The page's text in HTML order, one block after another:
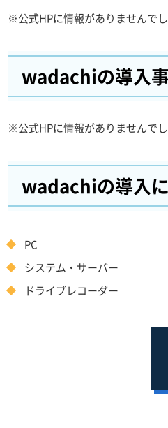
※公式HPに情報がありませんでし
wadachiの導入
※公式HPに情報がありませんでし
wadachiの導入
PC
システム・サーバー
ドライブレコーダー